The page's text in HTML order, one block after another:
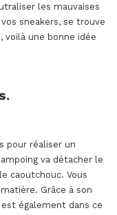
les mauvaises
sneakers, se trouve
voilà une bonne idée
pour réaliser un
va détacher le
caoutchouc. Vous
Grâce à son
également dans ce